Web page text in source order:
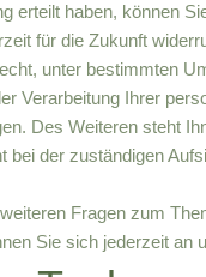
erteilt haben, können
für die Zukunft
unter bestimmten
Verarbeitung Ihrer
Des Weiteren steht
bei der zuständigen
Fragen zum
Sie sich jederzeit an